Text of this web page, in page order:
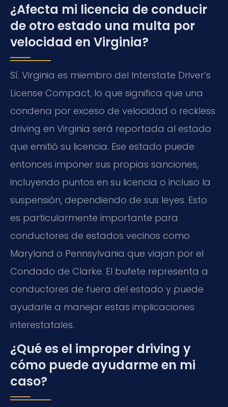
¿Afecta mi licencia de conducir
de otro estado una multa por
velocidad en Virginia?
Sí. Virginia es miembro del Interstate Driver’s
License Compact, lo que significa que una
condena por exceso de velocidad o reckless
driving en Virginia será reportada al estado
que emitió su licencia. Ese estado puede
entonces imponer sus propias sanciones,
incluyendo puntos en su licencia o incluso la
suspensión, dependiendo de sus leyes. Esto
es particularmente importante para
conductores de estados vecinos como
Maryland o Pennsylvania que viajan por el
Condado de Clarke. El bufete representa a
conductores de fuera del estado y puede
ayudarle a manejar estas implicaciones
interestatales.
¿Qué es el improper driving y
cómo puede ayudarme en mi
caso?